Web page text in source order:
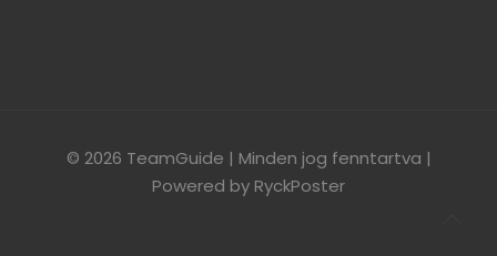
© 2026 TeamGuide | Minden jog fenntartva |
Powered by RyckPoster